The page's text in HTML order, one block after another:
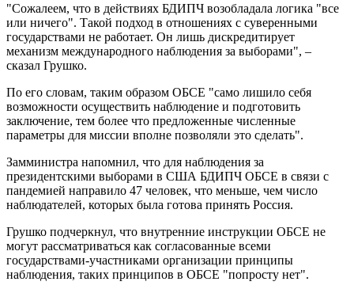
"Сожалеем, что в действиях БДИПЧ возобладала логика "все
или ничего". Такой подход в отношениях с суверенными
государствами не работает. Он лишь дискредитирует
механизм международного наблюдения за выборами", –
сказал Грушко.
По его словам, таким образом ОБСЕ "само лишило себя
возможности осуществить наблюдение и подготовить
заключение, тем более что предложенные численные
параметры для миссии вполне позволяли это сделать".
Замминистра напомнил, что для наблюдения за
президентскими выборами в США БДИПЧ ОБСЕ в связи с
пандемией направило 47 человек, что меньше, чем число
наблюдателей, которых была готова принять Россия.
Грушко подчеркнул, что внутренние инструкции ОБСЕ не
могут рассматриваться как согласованные всеми
государствами-участниками организации принципы
наблюдения, таких принципов в ОБСЕ "попросту нет".